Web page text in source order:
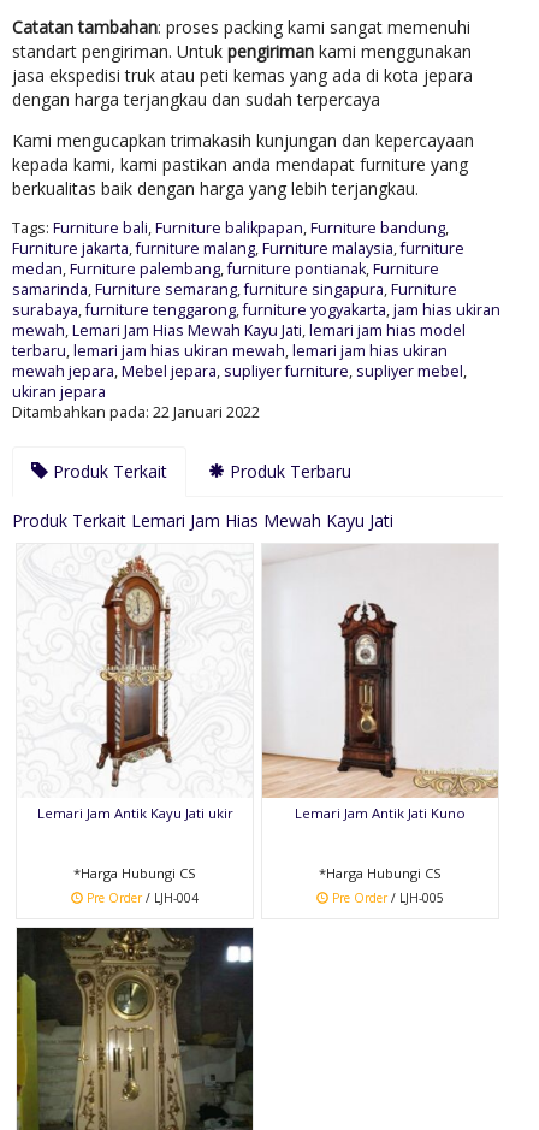
Catatan tambahan: proses packing kami sangat memenuhi
standart pengiriman. Untuk pengiriman kami menggunakan
jasa ekspedisi truk atau peti kemas yang ada di kota jepara
dengan harga terjangkau dan sudah terpercaya
Kami mengucapkan trimakasih kunjungan dan kepercayaan
kepada kami, kami pastikan anda mendapat furniture yang
berkualitas baik dengan harga yang lebih terjangkau.
Tags: Furniture bali,Furniture balikpapan,Furniture bandung,
Furniture jakarta,furniture malang,Furniture malaysia,furniture
medan,Furniture palembang,furniture pontianak,Furniture
samarinda,Furniture semarang,furniture singapura,Furniture
surabaya,furniture tenggarong,furniture yogyakarta,jam hias ukiran
mewah,Lemari Jam Hias Mewah Kayu Jati,lemari jam hias model
terbaru,lemari jam hias ukiran mewah,lemari jam hias ukiran
mewah jepara,Mebel jepara, supliyer furniture, supliyer mebel,
ukiran jepara
Ditambahkan pada: 22 Januari 2022
Produk Terkait Produk Terbaru
Produk Terkait Lemari Jam Hias Mewah Kayu Jati
Lemari Jam Antik Kayu Jati ukir
*Harga Hubungi CS
Pre Order/ LJH-004
Lemari Jam Antik Jati Kuno
*Harga Hubungi CS
Pre Order/ LJH-005